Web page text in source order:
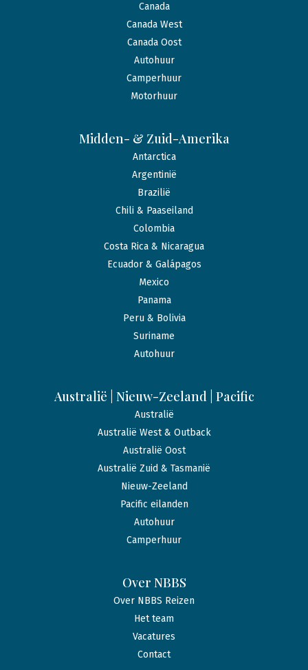
Canada
Canada West
Canada Oost
Autohuur
Camperhuur
Motorhuur
Midden- & Zuid-Amerika
Antarctica
Argentinië
Brazilië
Chili & Paaseiland
Colombia
Costa Rica & Nicaragua
Ecuador & Galápagos
Mexico
Panama
Peru & Bolivia
Suriname
Autohuur
Australië | Nieuw-Zeeland | Pacific
Australië
Australië West & Outback
Australië Oost
Australië Zuid & Tasmanië
Nieuw-Zeeland
Pacific eilanden
Autohuur
Camperhuur
Over NBBS
Over NBBS Reizen
Het team
Vacatures
Contact